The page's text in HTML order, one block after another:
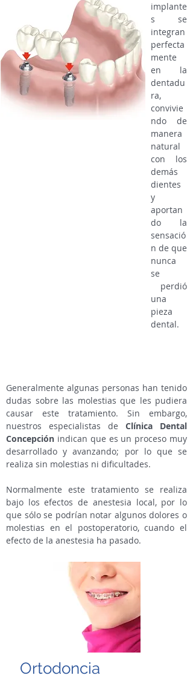
implante
s se
integran
perfecta
mente
en la
dentadu
ra,
convivie
ndo de
manera
natural
con los
demás
dientes
y
aportan
do la
sensació
n de que
nunca
se
perdió
una
pieza
dental.
Generalmente algunas personas han tenido
dudas sobre las molestias que les pudiera
causar este tratamiento. Sin embargo,
nuestros especialistas de Clínica Dental
Concepción indican que es un proceso muy
desarrollado y avanzando; por lo que se
realiza sin molestias ni dificultades.
Normalmente este tratamiento se realiza
bajo los efectos de anestesia local, por lo
que sólo se podrían notar algunos dolores o
molestias en el postoperatorio, cuando el
efecto de la anestesia ha pasado.
Ortodoncia